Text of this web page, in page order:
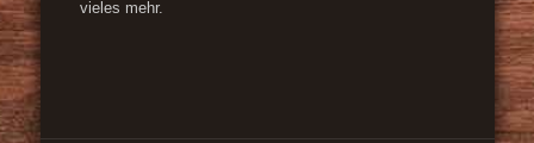
vieles mehr.